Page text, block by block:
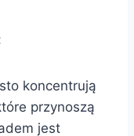
koncentrują
przynoszą
jest